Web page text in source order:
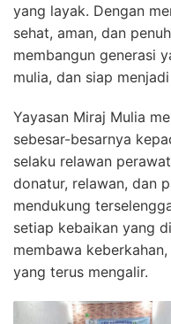
yang layak. Dengan
sehat, aman, dan
membangun generasi
mulia, dan siap
Yayasan Miraj Mulia
sebesar-besarnya
selaku relawan
donatur, relawan, dan
mendukung
setiap kebaikan yang
membawa
yang terus mengalir.